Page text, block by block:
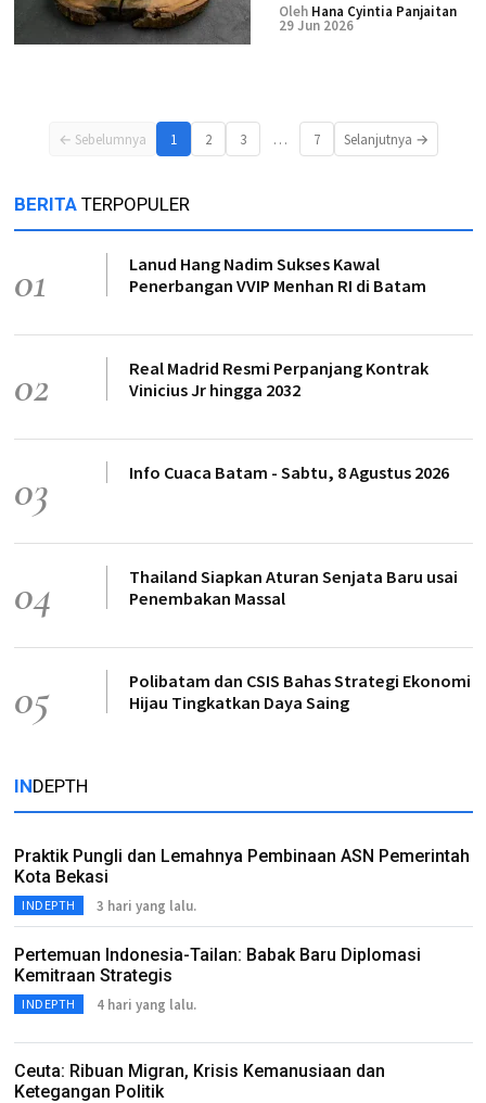
Oleh Hana Cyintia Panjaitan
29 Jun 2026
← Sebelumnya 1 2 3 … 7 Selanjutnya →
BERITA TERPOPULER
01
Lanud Hang Nadim Sukses Kawal
Penerbangan VVIP Menhan RI di Batam
02
Real Madrid Resmi Perpanjang Kontrak
Vinicius Jr hingga 2032
03 Info Cuaca Batam - Sabtu, 8 Agustus 2026
04
Thailand Siapkan Aturan Senjata Baru usai
Penembakan Massal
05
Polibatam dan CSIS Bahas Strategi Ekonomi
Hijau Tingkatkan Daya Saing
INDEPTH
Praktik Pungli dan Lemahnya Pembinaan ASN Pemerintah
Kota Bekasi
INDEPTH 3 hari yang lalu.
Pertemuan Indonesia-Tailan: Babak Baru Diplomasi
Kemitraan Strategis
INDEPTH 4 hari yang lalu.
Ceuta: Ribuan Migran, Krisis Kemanusiaan dan
Ketegangan Politik